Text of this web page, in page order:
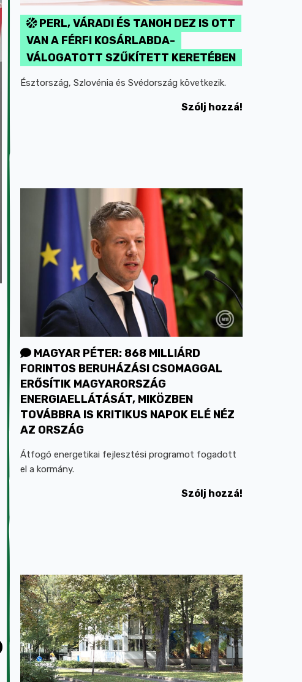
PERL, VÁRADI ÉS TANOH DEZ IS OTT
VAN A FÉRFI KOSÁRLABDA-
VÁLOGATOTT SZŰKÍTETT KERETÉBEN
Észtország, Szlovénia és Svédország következik.
Szólj hozzá!
MAGYAR PÉTER: 868 MILLIÁRD
FORINTOS BERUHÁZÁSI CSOMAGGAL
ERŐSÍTIK MAGYARORSZÁG
ENERGIAELLÁTÁSÁT, MIKÖZBEN
TOVÁBBRA IS KRITIKUS NAPOK ELÉ NÉZ
AZ ORSZÁG
Átfogó energetikai fejlesztési programot fogadott
el a kormány.
Szólj hozzá!